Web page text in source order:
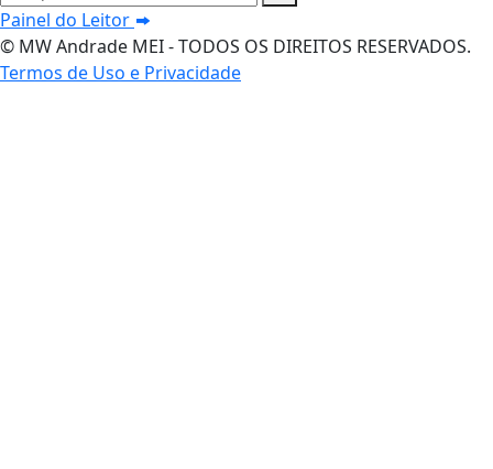
Painel do Leitor
© MW Andrade MEI - TODOS OS DIREITOS RESERVADOS.
Termos de Uso e Privacidade